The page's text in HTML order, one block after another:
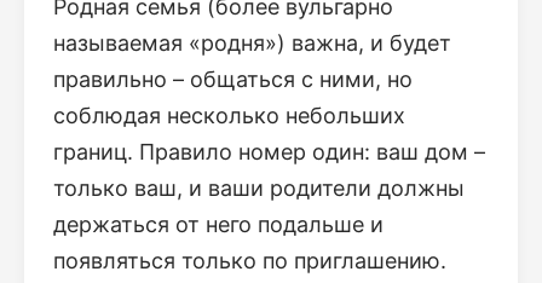
Родная семья (более вульгарно
называемая «родня») важна, и будет
правильно – общаться с ними, но
соблюдая несколько небольших
границ. Правило номер один: ваш дом –
только ваш, и ваши родители должны
держаться от него подальше и
появляться только по приглашению.